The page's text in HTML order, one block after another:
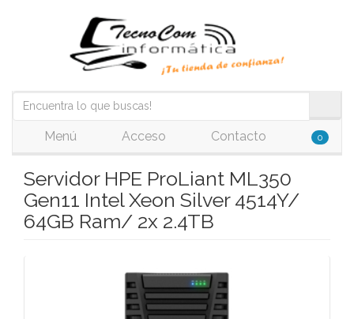
Menú Acceso Contacto 0
Servidor HPE ProLiant ML350
Gen11 Intel Xeon Silver 4514Y/
64GB Ram/ 2x 2.4TB